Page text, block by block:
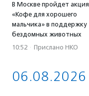
В Москве пройдет акция
«Кофе для хорошего
мальчика» в поддержку
бездомных животных
10:52 · Прислано НКО
06.08.2026